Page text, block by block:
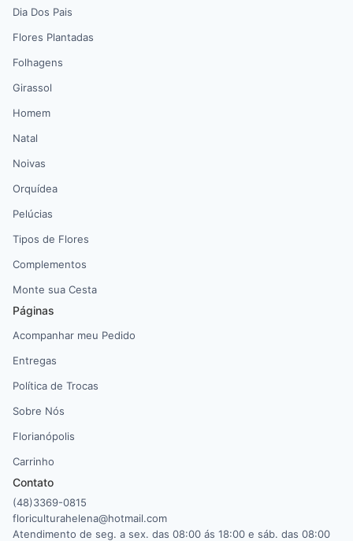
Dia Dos Pais
Flores Plantadas
Folhagens
Girassol
Homem
Natal
Noivas
Orquídea
Pelúcias
Tipos de Flores
Complementos
Monte sua Cesta
Páginas
Acompanhar meu Pedido
Entregas
Política de Trocas
Sobre Nós
Florianópolis
Carrinho
Contato
(48)3369-0815
floriculturahelena@hotmail.com
Atendimento de seg. a sex. das 08:00 ás 18:00 e sáb. das 08:00